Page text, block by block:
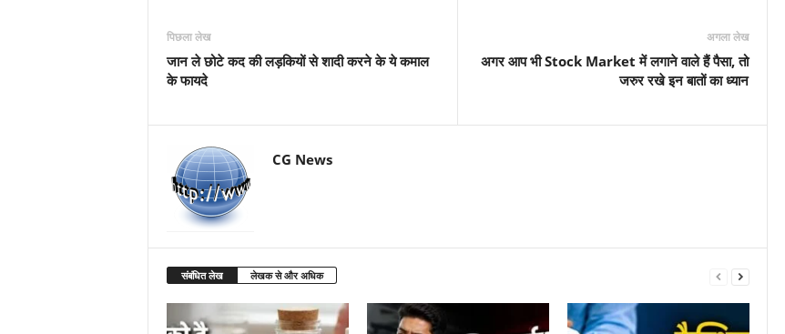
पिछला लेख
जान ले छोटे कद की लड़कियों से शादी करने के ये कमाल
के फायदे
अगला लेख
अगर आप भी Stock Market में लगाने वाले हैं पैसा, तो
जरुर रखे इन बातों का ध्यान
CG News
संबंधित लेख लेखक से और अधिक